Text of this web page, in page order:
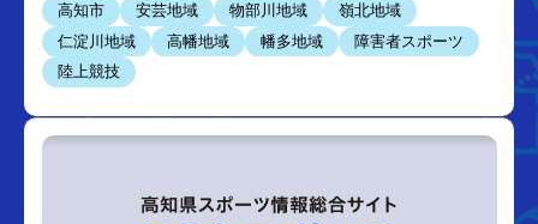
高知市 安芸地域 物部川地域
嶺北地域
仁淀川地域
高幡地域 幡多地域
障害者スポーツ
陸上競技